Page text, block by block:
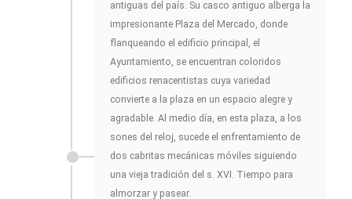
antiguas del país. Su casco antiguo alberga la
impresionante Plaza del Mercado, donde
flanqueando el edificio principal, el
Ayuntamiento, se encuentran coloridos
edificios renacentistas cuya variedad
convierte a la plaza en un espacio alegre y
agradable. Al medio día, en esta plaza, a los
sones del reloj, sucede el enfrentamiento de
dos cabritas mecánicas móviles siguiendo
una vieja tradición del s. XVI. Tiempo para
almorzar y pasear.